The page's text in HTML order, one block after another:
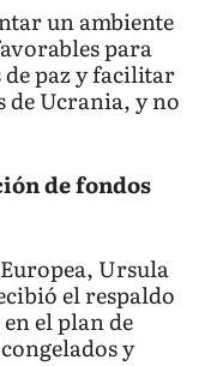
un ambiente
para
paz y facilitar
Ucrania, y no
de fondos
Ursula
el respaldo
el plan de
y